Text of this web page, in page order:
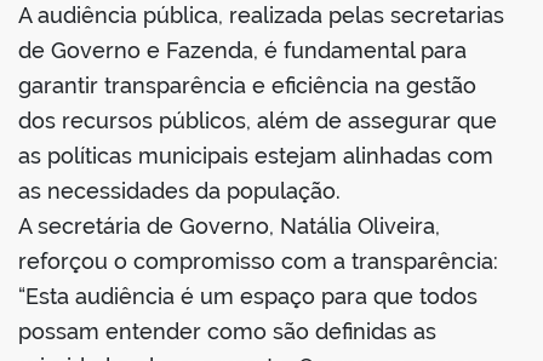
A audiência pública, realizada pelas secretarias
de Governo e Fazenda, é fundamental para
garantir transparência e eficiência na gestão
dos recursos públicos, além de assegurar que
as políticas municipais estejam alinhadas com
as necessidades da população.
A secretária de Governo, Natália Oliveira,
reforçou o compromisso com a transparência:
“Esta audiência é um espaço para que todos
possam entender como são definidas as